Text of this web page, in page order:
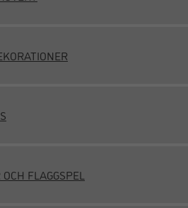
FLAGGSPEL